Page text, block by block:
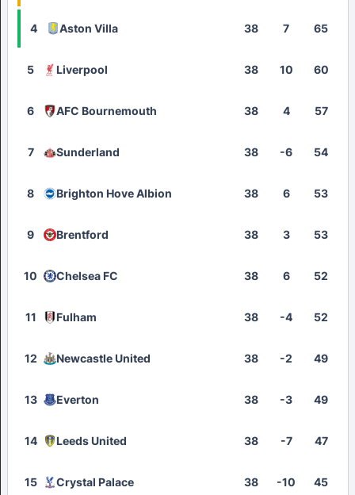
4 Aston Villa 38 7 65
5 Liverpool 38 10 60
6 AFC Bournemouth 38 4 57
7 Sunderland 38 -6 54
8 Brighton Hove Albion 38 6 53
9 Brentford 38 3 53
10 Chelsea FC 38 6 52
11 Fulham 38 -4 52
12 Newcastle United 38 -2 49
13 Everton 38 -3 49
14 Leeds United 38 -7 47
15 Crystal Palace 38 -10 45